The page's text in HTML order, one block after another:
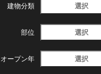
建物分類 選択
部位 選択
オープン年 選択